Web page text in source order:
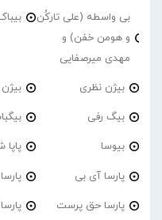
بی واسطه (علی تارکُن
و هومن خفن) و
مهدی میرصفایی
بیژن نظری بیژن
بیگ رفی
بیوسا پاپا
پارسا آی بی
پارسا حق پرست